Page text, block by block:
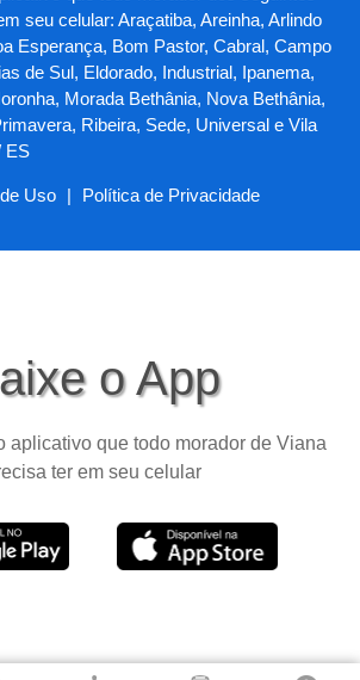
seu celular: Araçatiba, Areinha, Arlindo
Esperança, Bom Pastor, Cabral, Campo
de Sul, Eldorado, Industrial, Ipanema,
Morada Bethânia, Nova Bethânia,
Ribeira, Sede, Universal e Vila
ES
Uso | Política de Privacidade
o App
aplicativo que todo morador de Viana
ter em seu celular